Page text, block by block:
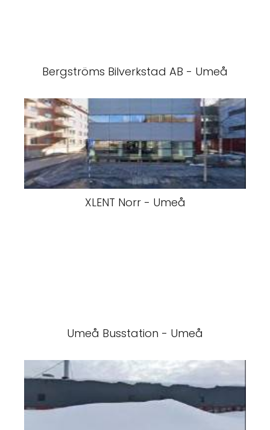
Bergströms Bilverkstad AB - Umeå
XLENT Norr - Umeå
Umeå Busstation - Umeå